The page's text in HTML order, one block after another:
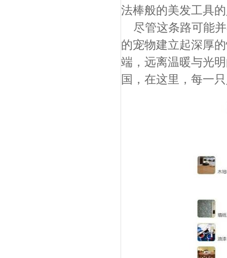
法棒般的美发工具
尽管这条路可能
的宠物建立起深厚
端，远离温暖与光
国，在这里，每一